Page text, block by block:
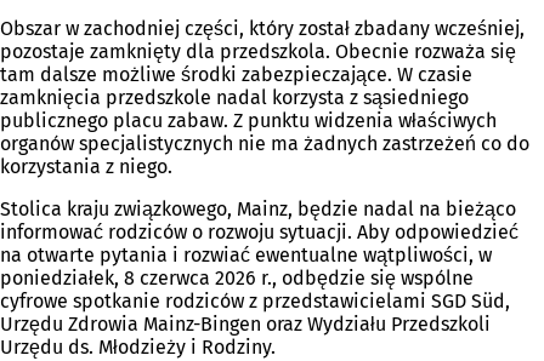
Obszar w zachodniej części, który został zbadany wcześniej,
pozostaje zamknięty dla przedszkola. Obecnie rozważa się
tam dalsze możliwe środki zabezpieczające. W czasie
zamknięcia przedszkole nadal korzysta z sąsiedniego
publicznego placu zabaw. Z punktu widzenia właściwych
organów specjalistycznych nie ma żadnych zastrzeżeń co do
korzystania z niego.
Stolica kraju związkowego, Mainz, będzie nadal na bieżąco
informować rodziców o rozwoju sytuacji. Aby odpowiedzieć
na otwarte pytania i rozwiać ewentualne wątpliwości, w
poniedziałek, 8 czerwca 2026 r., odbędzie się wspólne
cyfrowe spotkanie rodziców z przedstawicielami SGD Süd,
Urzędu Zdrowia Mainz-Bingen oraz Wydziału Przedszkoli
Urzędu ds. Młodzieży i Rodziny.